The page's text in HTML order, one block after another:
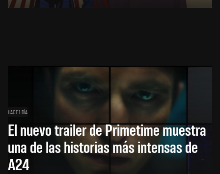
HACE 1 DÍA
El nuevo trailer de Primetime muestra
una de las historias más intensas de
A24